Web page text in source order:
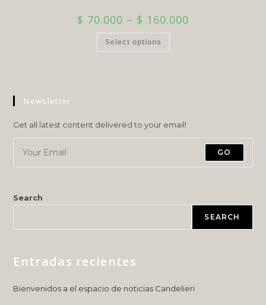
$ 70.000 – $ 160.000
Select options
Newsletter
Get all latest content delivered to your email!
GO
Search
SEARCH
Entradas recientes
Bienvenidos a el espacio de noticias Candelieri